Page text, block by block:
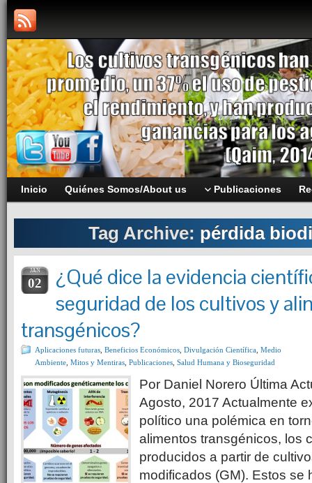
Inicio Quiénes Somos/About us Publicaciones
Tag Archive: pérdida
JAN
02
¿Qué dice la evidencia
seguridad de los cultivos y
transgénicos?
Aplicaciones futuras Beneficios Económicos Divulgación Científica Medio
Ambiente Mitos y Mentiras Publicaciones Salud Humana y Bioseguridad
Por Daniel Norero Última
Agosto, 2017 Actualmente
político una polémica en
alimentos transgénicos, los
producidos a partir de
modificados (GM). Estos se